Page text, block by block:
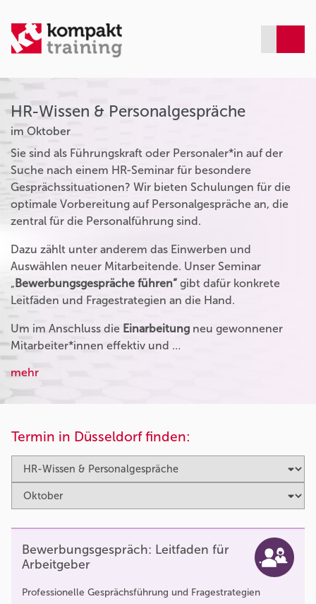
HR-Wissen & Personalgespräche
im Oktober
Sie sind als Führungskraft oder Personaler*in auf der
Suche nach einem HR-Seminar für besondere
Gesprächssituationen? Wir bieten Schulungen für die
optimale Vorbereitung auf Personalgespräche an, die
zentral für die Personalführung sind.
Dazu zählt unter anderem das Einwerben und
Auswählen neuer Mitarbeitende. Unser Seminar
„Bewerbungsgespräche führen“ gibt dafür konkrete
Leitfäden und Fragestrategien an die Hand.
Um im Anschluss die Einarbeitung neu gewonnener
Mitarbeiter*innen effektiv und …
mehr
Termin in Düsseldorf finden:
Bewerbungsgespräch: Leitfaden für
Arbeitgeber
Professionelle Gesprächsführung und Fragestrategien